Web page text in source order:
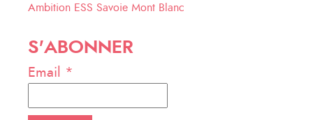
Ambition ESS Savoie Mont Blanc
S'ABONNER
Email *